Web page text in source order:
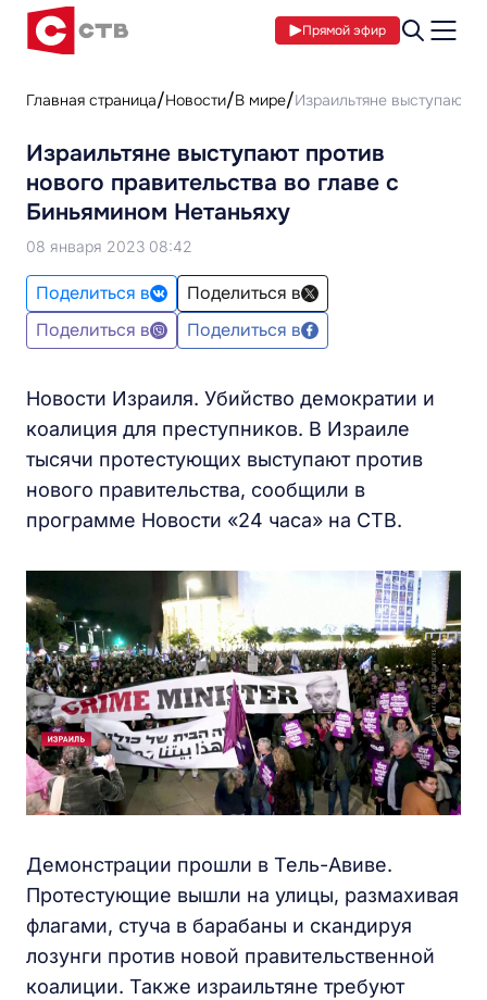
Прямой эфир
Главная страница Новости В мире Израильтяне выступают
Израильтяне выступают против
нового правительства во главе с
Биньямином Нетаньяху
08 января 2023 08:42
Поделиться в
Поделиться в
Поделиться в
Поделиться в
Новости Израиля. Убийство демократии и
коалиция для преступников. В Израиле
тысячи протестующих выступают против
нового правительства, сообщили в
программе Новости «24 часа» на СТВ.
Демонстрации прошли в Тель-Авиве.
Протестующие вышли на улицы, размахивая
флагами, стуча в барабаны и скандируя
лозунги против новой правительственной
коалиции. Также израильтяне требуют